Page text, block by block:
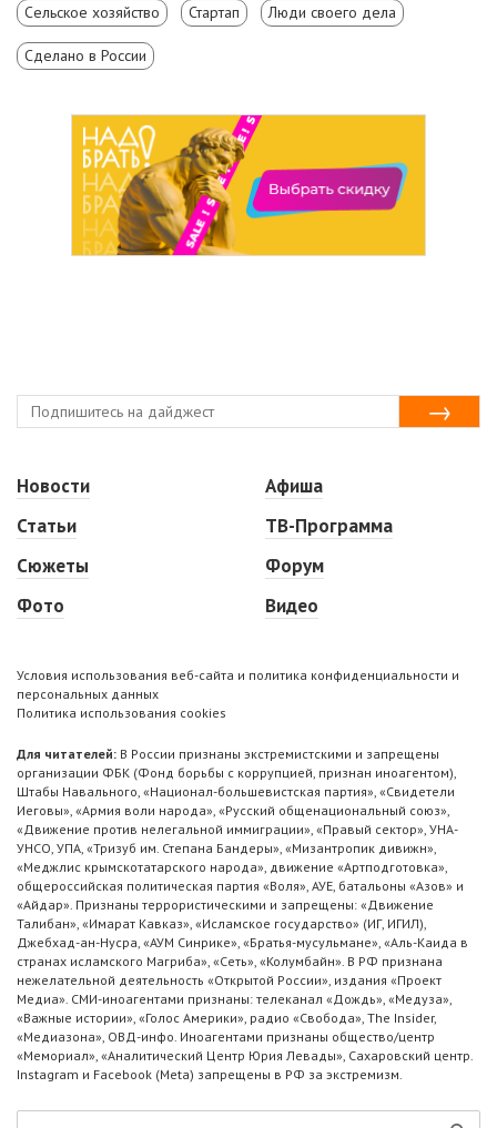
Сельское хозяйство Стартап Люди своего дела
Сделано в России
Новости
Статьи
Сюжеты
Фото
Афиша
ТВ-Программа
Форум
Видео
Условия использования веб-сайта и политика конфиденциальности и
персональных данных
Политика использования cookies
Для читателей: В России признаны экстремистскими и запрещены
организации ФБК (Фонд борьбы с коррупцией, признан иноагентом),
Штабы Навального, «Национал-большевистская партия», «Свидетели
Иеговы», «Армия воли народа», «Русский общенациональный союз»,
«Движение против нелегальной иммиграции», «Правый сектор», УНА-
УНСО, УПА, «Тризуб им. Степана Бандеры», «Мизантропик дивижн»,
«Меджлис крымскотатарского народа», движение «Артподготовка»,
общероссийская политическая партия «Воля», АУЕ, батальоны «Азов» и
«Айдар». Признаны террористическими и запрещены: «Движение
Талибан», «Имарат Кавказ», «Исламское государство» (ИГ, ИГИЛ),
Джебхад-ан-Нусра, «АУМ Синрике», «Братья-мусульмане», «Аль-Каида в
странах исламского Магриба», «Сеть», «Колумбайн». В РФ признана
нежелательной деятельность «Открытой России», издания «Проект
Медиа». СМИ-иноагентами признаны: телеканал «Дождь», «Медуза»,
«Важные истории», «Голос Америки», радио «Свобода», The Insider,
«Медиазона», ОВД-инфо. Иноагентами признаны общество/центр
«Мемориал», «Аналитический Центр Юрия Левады», Сахаровский центр.
Instagram и Facebook (Metа) запрещены в РФ за экстремизм.